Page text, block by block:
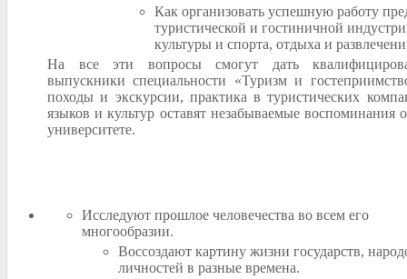
Как организовать успешную работу
туристической и гостиничной
культуры и спорта, отдыха и
На все эти вопросы смогут дать
выпускники специальности «Туризм и
походы и экскурсии, практика в туристических
языков и культур оставят незабываемые воспоминания
университете.
Исследуют прошлое человечества во всем его
многообразии.
Воссоздают картину жизни государств,
личностей в разные времена.